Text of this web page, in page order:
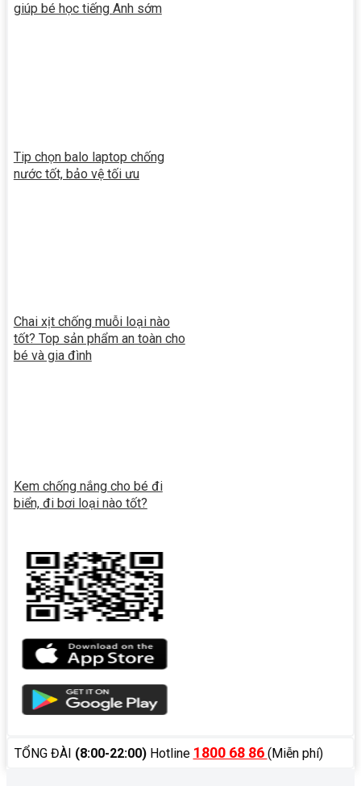
giúp bé học tiếng Anh sớm
Tip chọn balo laptop chống
nước tốt, bảo vệ tối ưu
Chai xịt chống muỗi loại nào
tốt? Top sản phẩm an toàn cho
bé và gia đình
Kem chống nắng cho bé đi
biển, đi bơi loại nào tốt?
TỔNG ĐÀI (8:00-22:00)Hotline 1800 68 86 (Miễn phí)